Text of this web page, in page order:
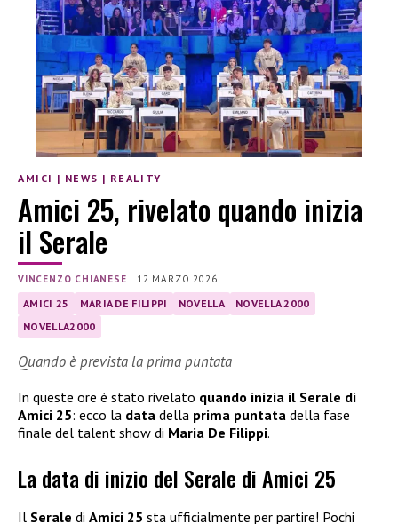
AMICI | NEWS | REALITY
Amici 25, rivelato quando inizia
il Serale
VINCENZO CHIANESE | 12 MARZO 2026
AMICI 25 MARIA DE FILIPPI NOVELLA
NOVELLA 2000
NOVELLA2000
Quando è prevista la prima puntata
In queste ore è stato rivelato quando inizia il Serale di
Amici 25: ecco la data della prima puntata della fase
finale del talent show di Maria De Filippi.
La data di inizio del Serale di Amici 25
Il Serale di Amici 25 sta ufficialmente per partire! Pochi